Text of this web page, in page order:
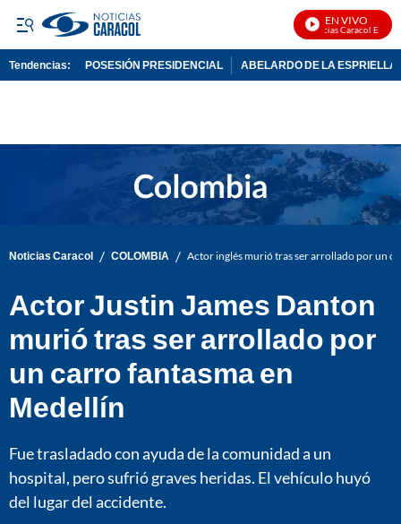
EN VIVO
Noticias Caracol En Vivo
Tendencias: POSESIÓN PRESIDENCIAL ABELARDO DE LA ESPRIELLA
Noticias Caracol / COLOMBIA / Actor inglés murió tras ser arrollado por un
Actor Justin James Danton
murió tras ser arrollado por
un carro fantasma en
Medellín
Fue trasladado con ayuda de la comunidad a un
hospital, pero sufrió graves heridas. El vehículo huyó
del lugar del accidente.